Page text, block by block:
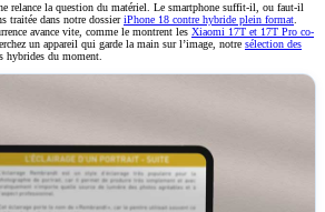
relance la question du matériel. Le smartphone suffit-il, ou faut-il
traitée dans notre dossieriPhone 18 contre hybride plein format.
avance vite, comme le montrent les Xiaomi 17T et 17T Pro co-
un appareil qui garde la main sur l’image, notre sélection des
hybrides du moment.